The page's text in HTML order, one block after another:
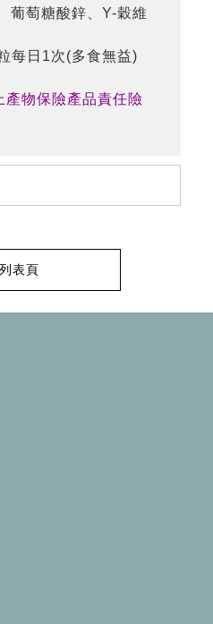
葡萄糖酸鋅、Y-穀維
每日1次(多食無益)
物保險產品責任險
表頁